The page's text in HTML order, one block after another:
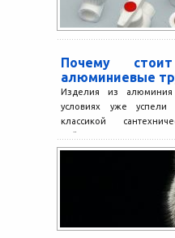
Почему
алюминиевые
Изделия из
условиях уже успели
классикой
Сейчас трудно
котором бы...